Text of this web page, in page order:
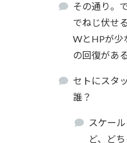
その通り。
でねじ伏せ
WとHPが少
の回復があ
セトにスタ
誰？
スケー
ど、ど